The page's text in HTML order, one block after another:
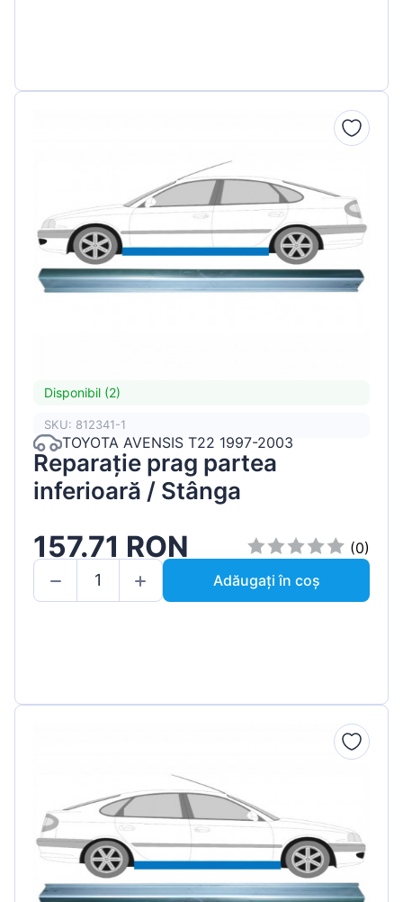
Disponibil (2)
SKU: 812341-1
TOYOTA AVENSIS T22 1997-2003
Reparație prag partea
inferioară / Stânga
157.71 RON
(0)
Adăugați în coș